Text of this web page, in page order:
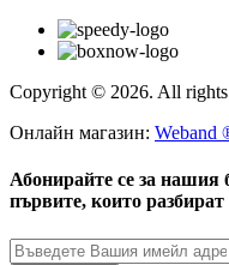
Copyright © 2026. All rights
Онлайн магазин: Weband
Абонирайте се за нашия
първите, които